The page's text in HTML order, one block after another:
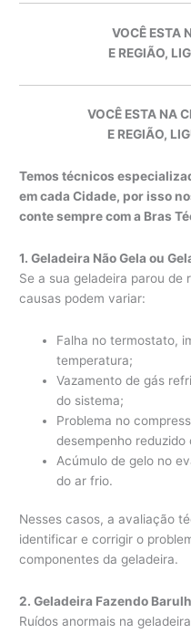
VOCÊ ESTA
E REGIÃO,
VOCÊ ESTA NA
E REGIÃO,
Temos técnicos
em cada Cidade, por isso
conte sempre com a Bras
1. Geladeira Não Gela ou
Se a sua geladeira parou
causas podem variar:
Falha no termostato,
temperatura;
Vazamento de gás
do sistema;
Problema no
desempenho reduzido
Acúmulo de gelo no
do ar frio.
Nesses casos, a avaliação
identificar e corrigir o
componentes da geladeira.
2. Geladeira Fazendo
Ruídos anormais na